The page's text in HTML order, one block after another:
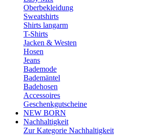
Oberbekleidung
Sweatshirts
Shirts langarm
T-Shirts
Jacken & Westen
Hosen
Jeans
Bademode
Bademäntel
Badehosen
Accessoires
Geschenkgutscheine
NEW BORN
Nachhaltigkeit
Zur Kategorie Nachhaltigkeit